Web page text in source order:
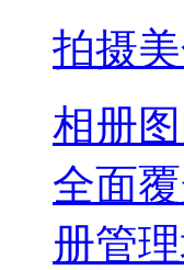
拍摄
相册
全面
册管